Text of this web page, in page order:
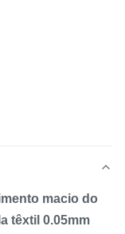
macio do
têxtil 0.05mm